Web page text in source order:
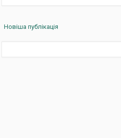
Новіша публікація